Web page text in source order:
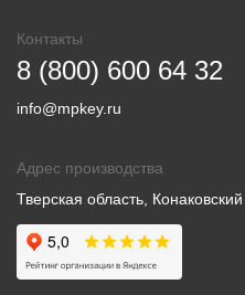
Контакты
8 (800) 600 64 32
info@mpkey.ru
Адрес производства
Тверская область,